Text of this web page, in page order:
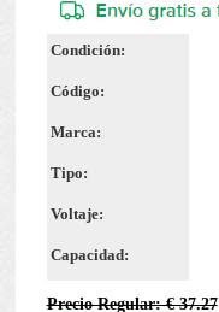
Condición:
Código:
Marca:
Tipo:
Voltaje:
Capacidad:
Precio Regular: € 37.27